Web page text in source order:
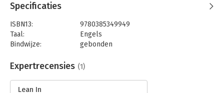
Specificaties
ISBN13:
9780385349949
Taal:
Engels
Bindwijze:
gebonden
Uitgever:
Knopf
Verschijningsdatum:
Expertrecensies (1)
Lean In